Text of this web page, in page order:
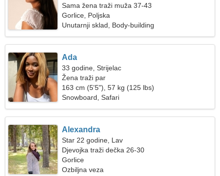
Sama žena traži muža 37-43
Gorlice, Poljska
Unutarnji sklad, Body-building
Ada
33 godine, Strijelac
Žena traži par
163 cm (5'5"), 57 kg (125 lbs)
Snowboard, Safari
Alexandra
Star 22 godine, Lav
Djevojka traži dečka 26-30
Gorlice
Ozbiljna veza